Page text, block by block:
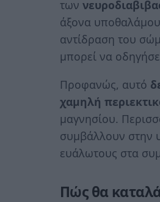
των
άξονα
αντίδραση του
μπορεί να
Προφανώς, αυτό
χαμηλή
μαγνησίου.
συμβάλλουν στην
ευάλωτους στα
Πώς θα